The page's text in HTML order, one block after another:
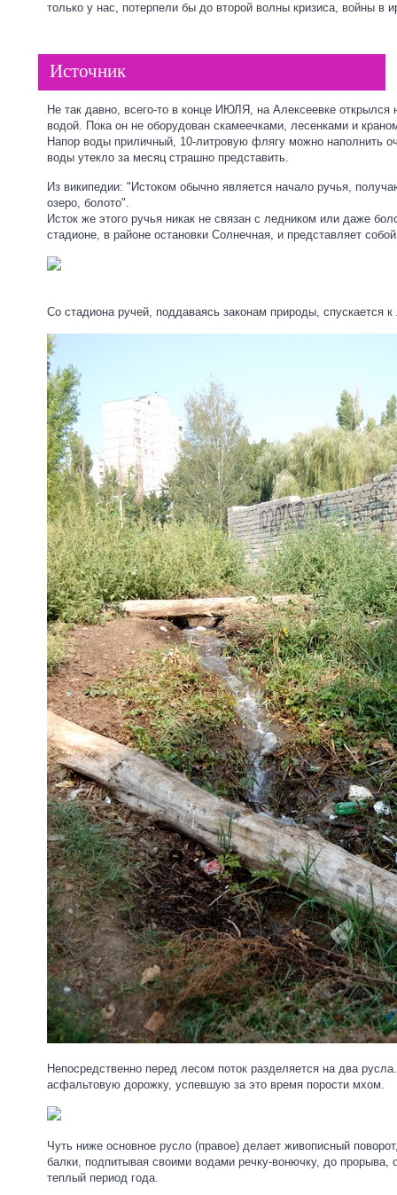
только у нас, потерпели бы до второй волны кризиса, войны в
Источник
Не так давно, всего-то в конце ИЮЛЯ, на Алексеевке открылся
водой. Пока он не оборудован скамеечками, лесенками и
Напор воды приличный, 10-литровую флягу можно наполнить
воды утекло за месяц страшно представить.
Из википедии: "Истоком обычно является начало ручья,
озеро, болото".
Исток же этого ручья никак не связан с ледником или даже
стадионе, в районе остановки Солнечная, и представляет
Со стадиона ручей, поддаваясь законам природы, спускается к
Непосредственно перед лесом поток разделяется на два
асфальтовую дорожку, успевшую за это время порости мхом.
Чуть ниже основное русло (правое) делает живописный
балки, подпитывая своими водами речку-вонючку, до
теплый период года.